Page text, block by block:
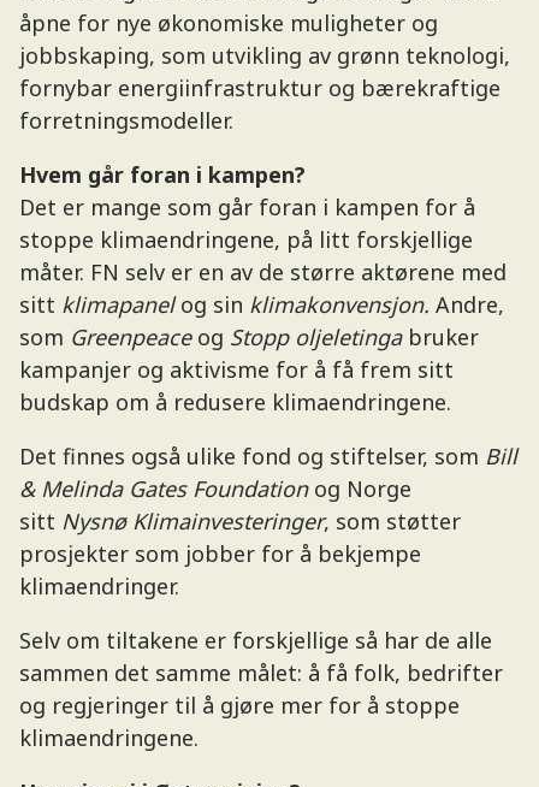
åpne for nye økonomiske muligheter og
jobbskaping, som utvikling av grønn teknologi,
fornybar energiinfrastruktur og bærekraftige
forretningsmodeller.
Hvem går foran i kampen?
Det er mange som går foran i kampen for å
stoppe klimaendringene, på litt forskjellige
måter. FN selv er en av de større aktørene med
sitt klimapanelog sin klimakonvensjon. Andre,
som Greenpeaceog Stopp oljeletingabruker
kampanjer og aktivisme for å få frem sitt
budskap om å redusere klimaendringene.
Det finnes også ulike fond og stiftelser, som Bill
& Melinda Gates Foundationog Norge
sitt Nysnø Klimainvesteringer, som støtter
prosjekter som jobber for å bekjempe
klimaendringer.
Selv om tiltakene er forskjellige så har de alle
sammen det samme målet: å få folk, bedrifter
og regjeringer til å gjøre mer for å stoppe
klimaendringene.